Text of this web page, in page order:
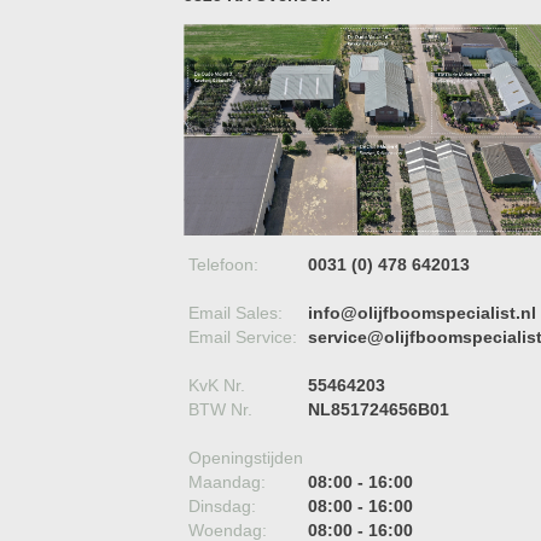
Telefoon: 0031 (0) 478 642013
Email Sales:
info@olijfboomspecialist.nl
Email Service:
KvK Nr.
55464203
BTW Nr.
NL851724656B01
Openingstijden
Maandag:
08:00 - 16:00
Dinsdag:
08:00 - 16:00
Woendag:
08:00 - 16:00